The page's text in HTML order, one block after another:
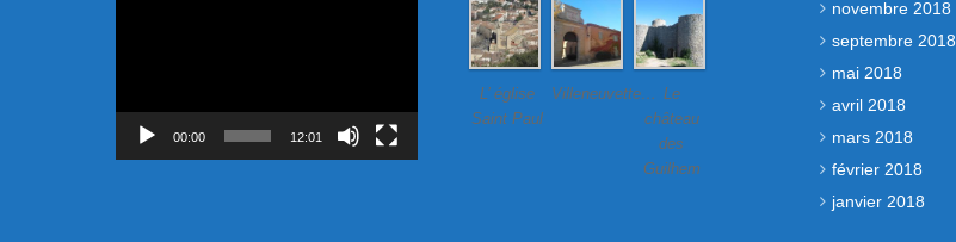
00:00 12:01
L’ église
Saint Paul
Villeneuvette… Le
château
des
Guilhem
novembre 2018
septembre 2018
mai 2018
avril 2018
mars 2018
février 2018
janvier 2018